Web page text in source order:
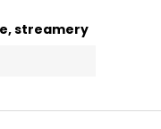
streamery